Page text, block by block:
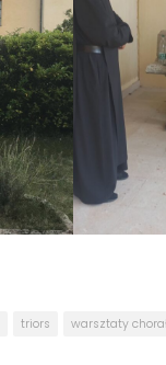
triors warsztaty